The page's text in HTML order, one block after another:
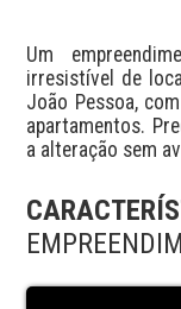
Um
irresistível de
João Pessoa,
apartamentos.
a alteração sem